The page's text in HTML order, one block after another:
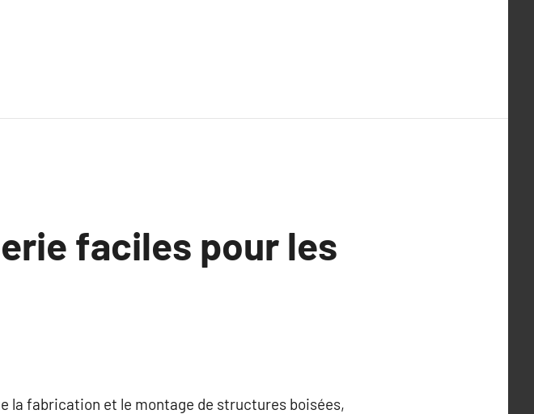
faciles pour les
la fabrication et le montage de structures boisées,